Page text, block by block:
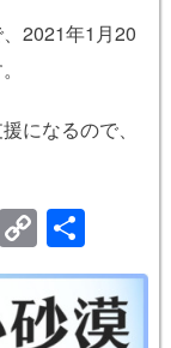
2021年1月20
になるので、
E C
o
p
有